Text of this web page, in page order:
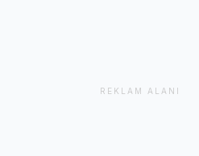
REKLAM ALANI